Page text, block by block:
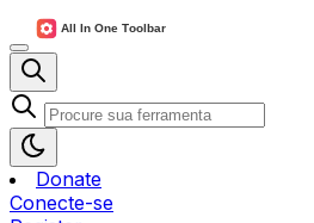
Donate
Conecte-se